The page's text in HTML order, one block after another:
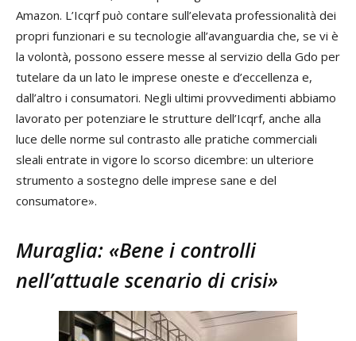
Amazon. L’Icqrf può contare sull’elevata professionalità dei
propri funzionari e su tecnologie all’avanguardia che, se vi è
la volontà, possono essere messe al servizio della Gdo per
tutelare da un lato le imprese oneste e d’eccellenza e,
dall’altro i consumatori. Negli ultimi provvedimenti abbiamo
lavorato per potenziare le strutture dell’Icqrf, anche alla
luce delle norme sul contrasto alle pratiche commerciali
sleali entrate in vigore lo scorso dicembre: un ulteriore
strumento a sostegno delle imprese sane e del
consumatore».
Muraglia: «Bene i controlli
nell’attuale scenario di crisi»